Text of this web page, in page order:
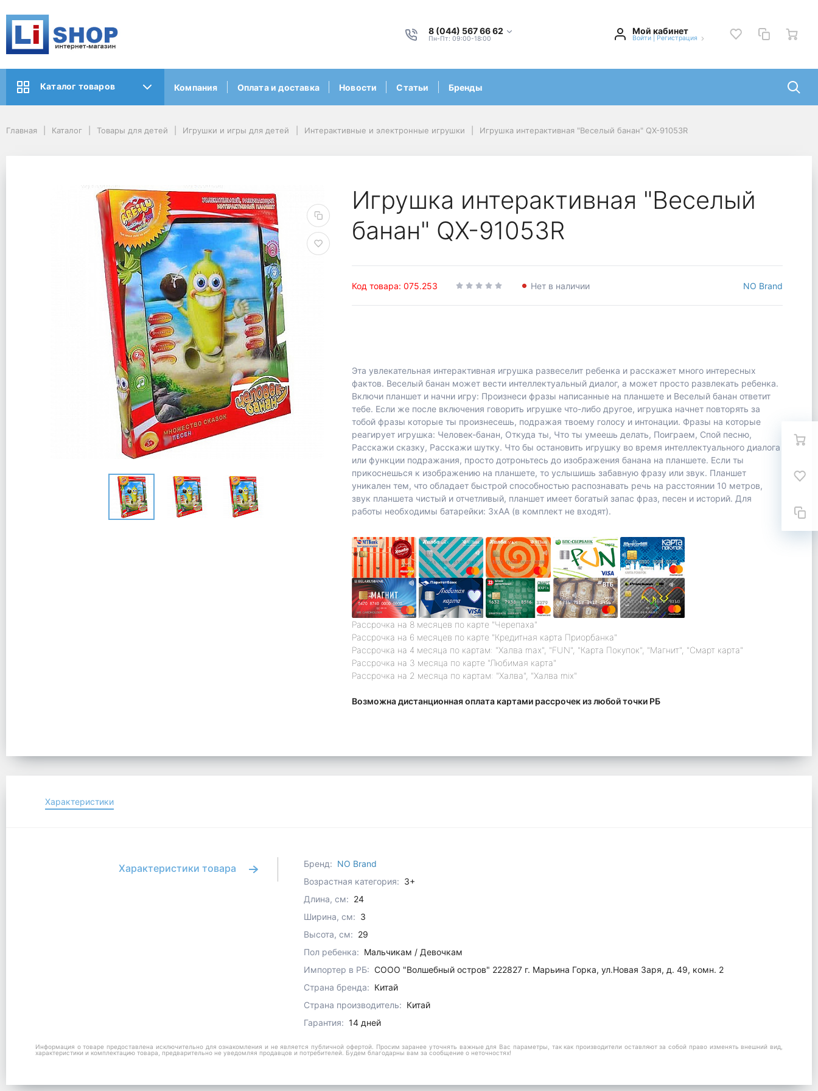
8 (044) 567 66 62
Пн-Пт: 09:00-18:00
Мой кабинет
Войти Регистрация
Каталог товаров Компания Оплата и доставка Новости Статьи Бренды
Главная Каталог Товары для детей Игрушки и игры для детей Интерактивные и электронные игрушки Игрушка интерактивная "Веселый банан" QX-91053R
Игрушка интерактивная "Веселый
банан" QX-91053R
Код товара: 075.253 Нет в наличии NO Brand
Эта увлекательная интерактивная игрушка развеселит ребенка и расскажет много интересных
фактов. Веселый банан может вести интеллектуальный диалог, а может просто развлекать ребенка.
Включи планшет и начни игру: Произнеси фразы написанные на планшете и Веселый банан ответит
тебе. Если же после включения говорить игрушке что-либо другое, игрушка начнет повторять за
тобой фразы которые ты произнесешь, подражая твоему голосу и интонации. Фразы на которые
реагирует игрушка: Человек-банан, Откуда ты, Что ты умеешь делать, Поиграем, Спой песню,
Расскажи сказку, Расскажи шутку. Что бы остановить игрушку во время интеллектуального диалога
или функции подражания, просто дотроньтесь до изображения банана на планшете. Если ты
прикоснешься к изображению на планшете, то услышишь забавную фразу или звук. Планшет
уникален тем, что обладает быстрой способностью распознавать речь на расстоянии 10 метров,
звук планшета чистый и отчетливый, планшет имеет богатый запас фраз, песен и историй. Для
работы необходимы батарейки: 3хАА (в комплект не входят).
Рассрочка на 8 месяцев по карте "Черепаха"
Рассрочка на 6 месяцев по карте "Кредитная карта Приорбанка"
Рассрочка на 4 месяца по картам: "Халва max", "FUN", "Карта Покупок", "Магнит", "Смарт карта"
Рассрочка на 3 месяца по карте "Любимая карта"
Рассрочка на 2 месяца по картам: "Халва", "Халва mix"
Возможна дистанционная оплата картами рассрочек из любой точки РБ
Характеристики
Характеристики товара Бренд: NO Brand
Возрастная категория: 3+
Длина, см: 24
Ширина, см: 3
Высота, см: 29
Пол ребенка: Мальчикам / Девочкам
Импортер в РБ: СООО "Волшебный остров" 222827 г. Марьина Горка, ул.Новая Заря, д. 49, комн. 2
Страна бренда: Китай
Страна производитель: Китай
Гарантия: 14 дней
Информация о товаре предоставлена исключительно для ознакомления и не является публичной офертой. Просим заранее уточнять важные для Вас параметры, так как производители оставляют за собой право изменять внешний вид,
характеристики и комплектацию товара, предварительно не уведомляя продавцов и потребителей. Будем благодарны вам за сообщение о неточностях!